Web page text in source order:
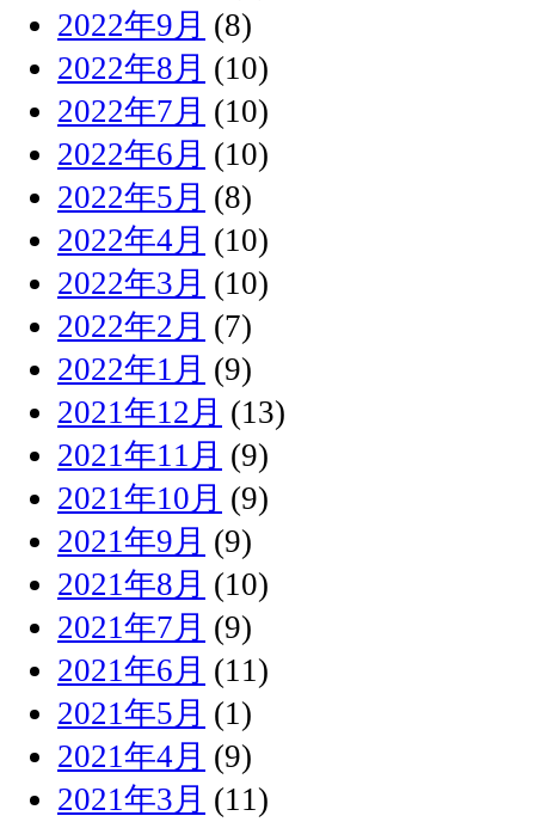
2022年9月 (8)
2022年8月 (10)
2022年7月 (10)
2022年6月 (10)
2022年5月 (8)
2022年4月 (10)
2022年3月 (10)
2022年2月 (7)
2022年1月 (9)
2021年12月 (13)
2021年11月 (9)
2021年10月 (9)
2021年9月 (9)
2021年8月 (10)
2021年7月 (9)
2021年6月 (11)
2021年5月 (1)
2021年4月 (9)
2021年3月 (11)